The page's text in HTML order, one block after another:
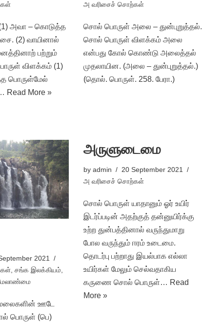
அவா – கொடுத்த
(2) வாயினால்
பற்றும்
விளக்கம் (1)
பொருள்மேல்
Read More »
அ வரிசைச் சொற்கள்
சொல் பொருள் அலை – துன்புறுத்தல்.
சொல் பொருள் விளக்கம் அலை
என்பது கோல் கொண்டு அலைத்தல்
முதலாயின. (அலை – துன்புறுத்தல்.)
(தொல். பொருள். 258. பேரா.)
2021
சங்க இலக்கியம்
ஊடே
பொருள் (பெ)
அருளுடைமை
by admin
20 September 2021
அ வரிசைச் சொற்கள்
சொல் பொருள் யாதானும் ஓர் உயிர்
இடர்ப்படின் அதற்குத் தன்னுயிர்க்கு
உற்ற துன்பத்தினால் வருந்துமாறு
போல வருந்தும் ஈரம் உடைமை.
தொடர்பு பற்றாது இயல்பாக எல்லா
உயிர்கள் மேலும் செல்வதாகிய
கருணை சொல் பொருள்… Read
More »